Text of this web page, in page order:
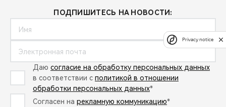
ПОДПИШИТЕСЬ НА НОВОСТИ:
Даю согласие на обработку персональных данных
в соответствии с политикой в отношении
обработки персональных данных*
Согласен на рекламную коммуникацию*
Privacy notice